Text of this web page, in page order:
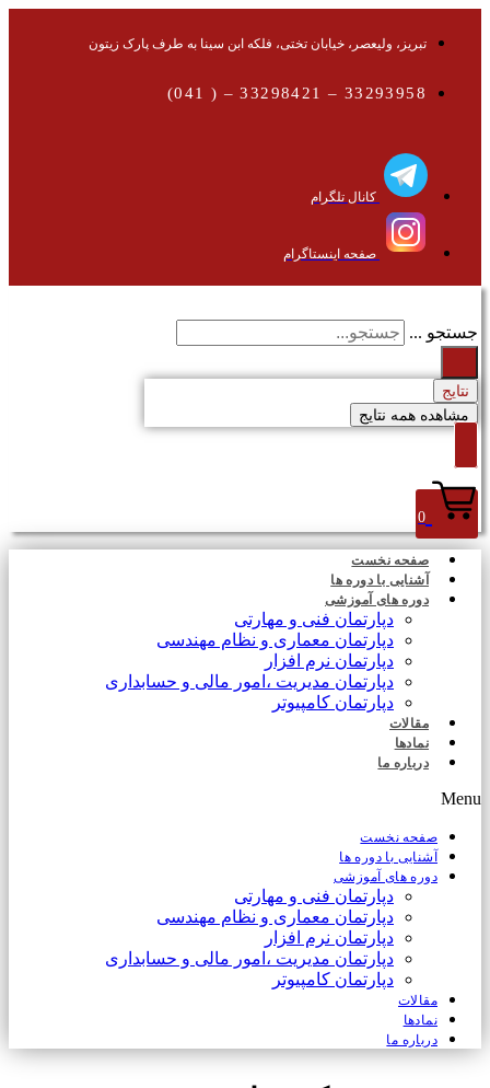
تبریز، ولیعصر، خیابان تختی، فلکه ابن سینا به طرف پارک زیتون
33293958 – 33298421 – ( 041)
کانال تلگرام
صفحه اینستاگرام
جستجو ...
نتایج
مشاهده همه نتایج
0
صفحه نخست
آشنایی با دوره ها
دوره های آموزشی
دپارتمان فنی و مهارتی
دپارتمان معماری و نظام مهندسی
دپارتمان نرم افزار
دپارتمان مدیریت ،امور مالی و حسابداری
دپارتمان کامپیوتر
مقالات
نمادها
درباره ما
Menu
صفحه نخست
آشنایی با دوره ها
دوره های آموزشی
دپارتمان فنی و مهارتی
دپارتمان معماری و نظام مهندسی
دپارتمان نرم افزار
دپارتمان مدیریت ،امور مالی و حسابداری
دپارتمان کامپیوتر
مقالات
نمادها
درباره ما